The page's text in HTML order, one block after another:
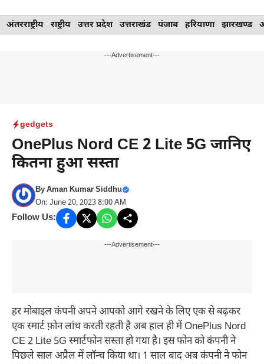
Skip
to
अंतरराष्ट्रीय राष्ट्रीय उत्तर प्रदेश उत्तराखंड पंजाब हरियाणा झारखण्ड
---Advertisement---
gedgets
OnePlus Nord CE 2 Lite 5G जानिए
कितना हुआ सस्ता
ByAman Kumar Siddhu
On: June 20, 2023 8:00 AM
Follow Us:
---Advertisement---
हर मोबाइल कंपनी अपने आपको आगे रखने के लिए एक से बढ़कर
एक स्मार्ट फ़ोन लांच करती रहती है अब हाल ही में OnePlus Nord
CE 2 Lite 5G स्मार्टफोन सस्ता हो गया है। इस फोन को कंपनी ने
पिछले साल अप्रैल में लॉन्च किया था। 1 साल बाद अब कंपनी ने फोन